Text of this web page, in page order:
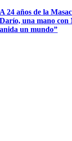
A 24 años de la
Darío, una mano con
anida un mundo”